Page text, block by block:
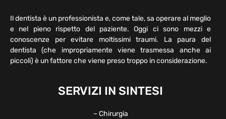
Il dentista è un professionista e, come tale, sa operare al meglio
e nel pieno rispetto del paziente. Oggi ci sono mezzi e
conoscenze per evitare moltissimi traumi. La paura del
dentista (che impropriamente viene trasmessa anche ai
piccoli) è un fattore che viene preso troppo in considerazione.
SERVIZI IN SINTESI
– Chirurgia